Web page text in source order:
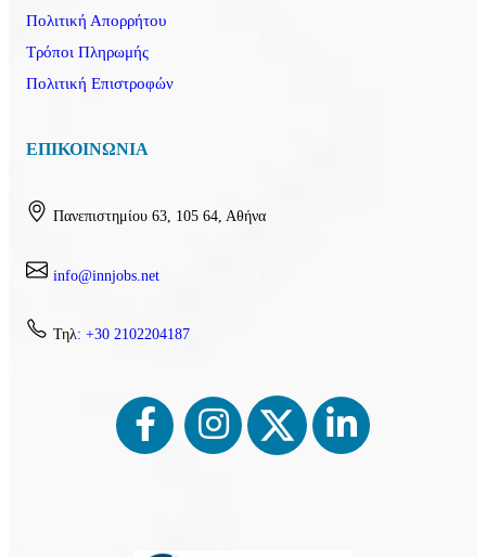
Εγγραφείτε ως εργαζόμενος για να
αναζητήσετε αγγελίες
Πολιτική Απορρήτου
Τρόποι Πληρωμής
Πολιτική Επιστροφών
ΕΠΙΚΟΙΝΩΝΙΑ
Πανεπιστημίου 63, 105 64, Αθήνα
info@innjobs.net
Τηλ: +30 2102204187